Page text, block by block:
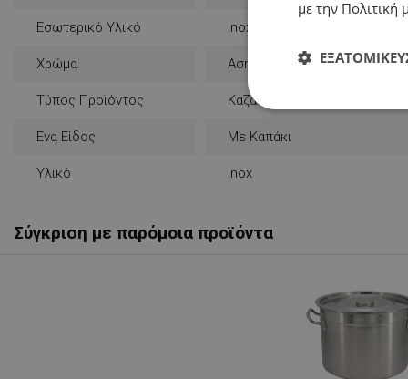
Εσωτερικό Υλικό Inox
Χρώμα Ασημένιο
Τύπος Προϊόντος Καζάνι
Ενα Είδος Με Καπάκι
Υλικό Inox
Σύγκριση με παρόμοια προϊόντα
με την Πολιτική
Απολύτως
Τα απολύτως
λογαριασμού. Ο
rlv_